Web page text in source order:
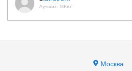
Лучших: 1066
Москва